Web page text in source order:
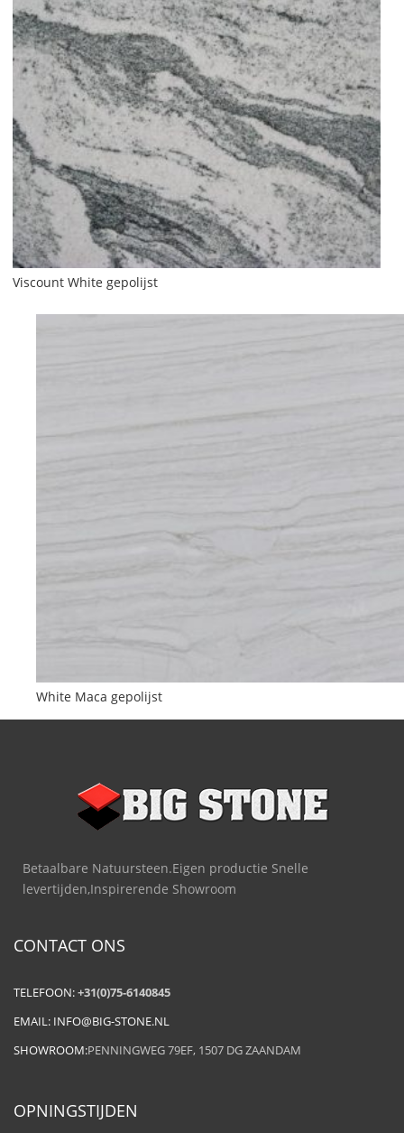
Viscount White gepolijst
White Maca gepolijst
Betaalbare Natuursteen.Eigen productie Snelle
levertijden,Inspirerende Showroom
CONTACT ONS
TELEFOON:+31(0)75-6140845
EMAIL: INFO@BIG-STONE.NL
SHOWROOM:PENNINGWEG 79EF, 1507 DG ZAANDAM
OPNINGSTIJDEN